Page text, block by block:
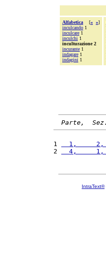
Alfabetica [« »]
inculcando 1
inculcare 1
inculchi 1
inculturazione 2
incurante 1
indagare 1
indagini 1
Parte,
1
1,     2,
2
4,     1,
IntraText®